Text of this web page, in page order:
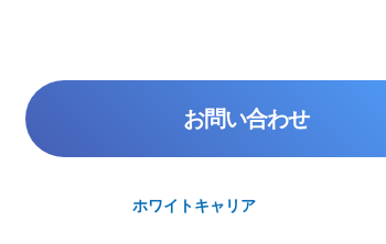
お問い合わせ
ホワイトキャリア